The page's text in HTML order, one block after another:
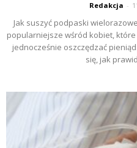
Redakcja -
Jak suszyć podpaski
popularniejsze wśród kobiet,
jednocześnie oszczędzać
się, jak